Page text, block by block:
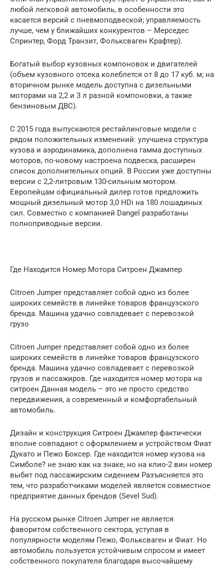
любой легковой автомобиль, в особенности это
касается версий с пневмоподвеской; управляемость
лучше, чем у ближайших конкурентов – Мерседес
Спринтер, Форд Транзит, Фольксваген Крафтер).
Богатый выбор кузовных компоновок и двигателей
(объем кузовного отсека колеблется от 8 до 17 куб. м; на
вторичном рынке модель доступна с дизельными
моторами на 2,2 и 3 л разной компоновки, а также
бензиновым ДВС).
С 2015 года выпускаются рестайлинговые модели с
рядом положительных изменений: улучшена структура
кузова и аэродинамика, дополнена гамма доступных
моторов, по-новому настроена подвеска, расширен
список дополнительных опций. В России уже доступны
версии с 2,2-литровым 130-сильным мотором.
Европейцам официальный дилер готов предложить
мощный дизельный мотор 3,0 HDi на 180 лошадиных
сил. Совместно с компанией Dangel разработаны
полноприводные версии.
Где Находится Номер Мотора Ситроен Джампер
Citroen Jumper представляет собой одно из более
широких семейств в линейке товаров французского
бренда. Машина удачно совладевает с перевозкой
грузо
Citroen Jumper представляет собой одно из более
широких семейств в линейке товаров французского
бренда. Машина удачно совладевает с перевозкой
грузов и пассажиров. Где находится номер мотора на
ситроен Данная модель – это не просто средство
передвижения, а современный и комфортабельный
автомобиль.
Дизайн и конструкция Ситроен Джампер фактически
вполне совпадают с оформлением и устройством Фиат
Дукато и Пежо Боксер. Где находится номер кузова на
Симболе? не знаю как на знаке, но на клио-2 вин номер
выбит под пассажирским сидением Разъясняется это
тем, что разработчиками моделей является совместное
предприятие данных брендов (Sevel Sud).
На русском рынке Citroen Jumper не является
фаворитом собственного сектора, уступая в
популярности моделям Пежо, Фольксваген и Фиат. Но
автомобиль пользуется устойчивым спросом и имеет
собственного покупателя благодаря высочайшему